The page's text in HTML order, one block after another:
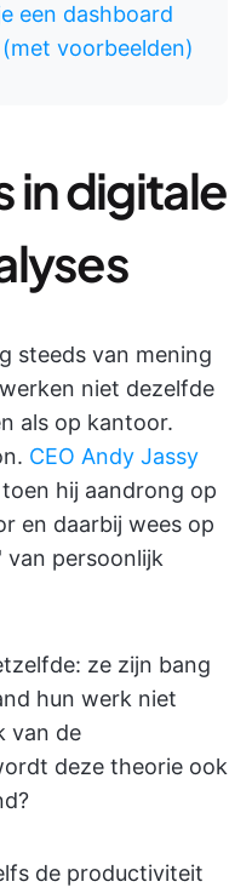
een dashboard
voorbeelden)
in digitale
steeds van mening
niet dezelfde
als op kantoor.
CEO Andy Jassy
toen hij aandrong op
en daarbij wees op
van persoonlijk
ze zijn bang
hun werk niet
van de
deze theorie ook
de productiviteit